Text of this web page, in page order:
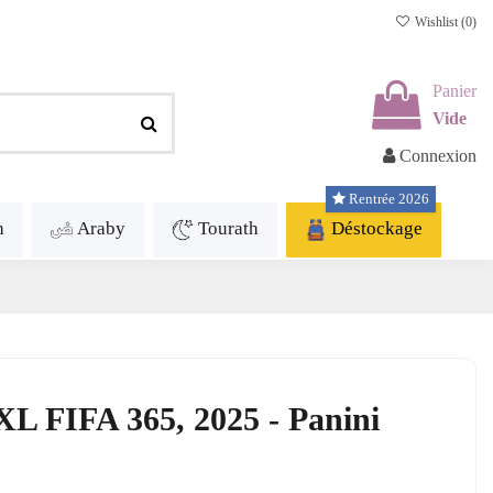
Wishlist (0)
Panier
Vide
Connexion
Araby Tourath Déstockage
Rentrée 2026
FIFA 365, 2025 - Panini